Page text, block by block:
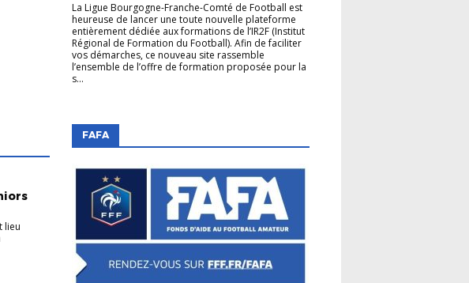
lieu
La Ligue Bourgogne-Franche-Comté de Football est
heureuse de lancer une toute nouvelle plateforme
entièrement dédiée aux formations de l’IR2F (Institut
Régional de Formation du Football). Afin de faciliter
vos démarches, ce nouveau site rassemble
l’ensemble de l’offre de formation proposée pour la
s...
FAFA